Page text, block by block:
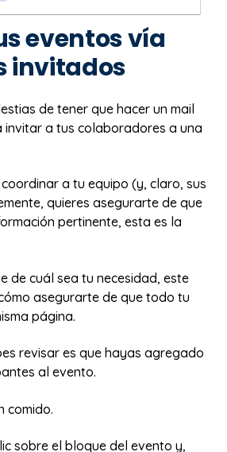
eventos vía
invitados
de tener que hacer un mail
invitar a tus colaboradores a una
a tu equipo (y, claro, sus
quieres asegurarte de que
pertinente, esta es la
de cuál sea tu necesidad, este
asegurarte de que todo tu
página.
revisar es que hayas agregado
al evento.
comido.
sobre el bloque del evento y,